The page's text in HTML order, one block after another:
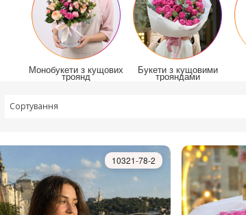
Монобукети з кущових
троянд
Букети з кущовими
трояндами
Сортування
10321-78-2